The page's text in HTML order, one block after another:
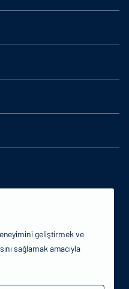
geliştirmek ve
sağlamak amacıyla